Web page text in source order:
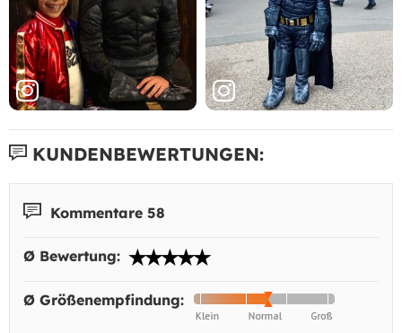
KUNDENBEWERTUNGEN:
Kommentare 58
Ø Bewertung:
Ø Größenempfindung: